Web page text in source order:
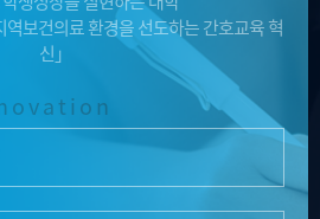
역보건의료 환경을 선도하는 간호교육 혁
신」